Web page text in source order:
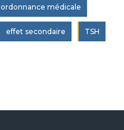
ordonnance médicale
effet secondaire TSH